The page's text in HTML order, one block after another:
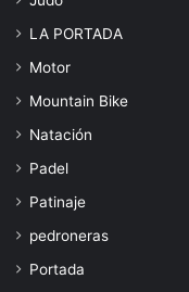
LA PORTADA
Motor
Mountain Bike
Natación
Padel
Patinaje
pedroneras
Portada